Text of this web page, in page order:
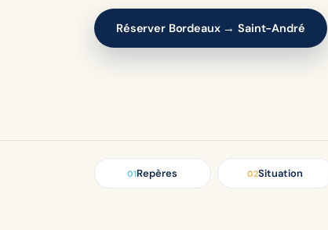
Réserver Bordeaux → Saint-André
01Repères 02Situation